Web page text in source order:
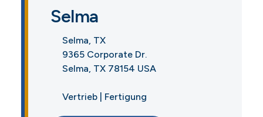
Selma
Selma, TX
9365 Corporate Dr.
Selma, TX 78154 USA
Vertrieb | Fertigung